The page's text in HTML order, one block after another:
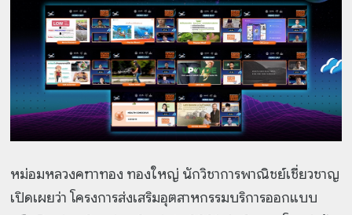
หม่อมหลวงคฑาทอง ทองใหญ่ นักวิชาการพาณิชย์เชี่ยวชาญ
เปิดเผยว่า โครงการส่งเสริมอุตสาหกรรมบริการออกแบบ